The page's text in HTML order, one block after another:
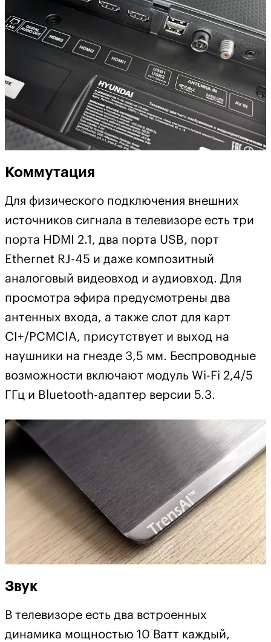
Коммутация
Для физического подключения внешних
источников сигнала в телевизоре есть три
порта HDMI 2.1, два порта USB, порт
Ethernet RJ-45 и даже композитный
аналоговый видеовход и аудиовход. Для
просмотра эфира предусмотрены два
антенных входа, а также слот для карт
СI+/PCMCIA, присутствует и выход на
наушники на гнезде 3,5 мм. Беспроводные
возможности включают модуль Wi-Fi 2,4/5
ГГц и Bluetooth-адаптер версии 5.3.
Звук
В телевизоре есть два встроенных
динамика мощностью 10 Ватт каждый,